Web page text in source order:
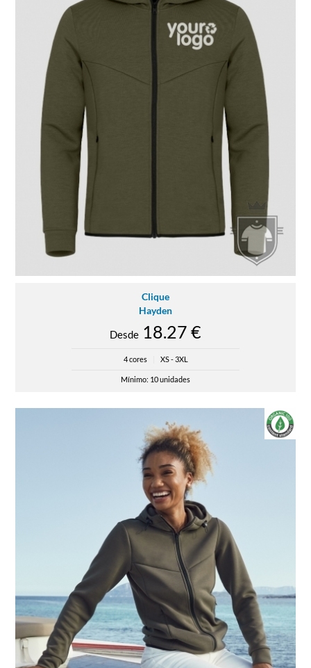
Clique
Hayden
Desde 18.27 €
4 cores XS - 3XL
Mínimo: 10 unidades